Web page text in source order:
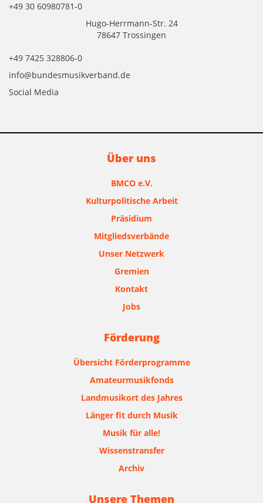
+49 30 60980781-0
Hugo-Herrmann-Str. 24
78647 Trossingen
+49 7425 328806-0
info@bundesmusikverband.de
Social Media
Über uns
BMCO e.V.
Kulturpolitische Arbeit
Präsidium
Mitgliedsverbände
Unser Netzwerk
Gremien
Kontakt
Jobs
Förderung
Übersicht Förderprogramme
Amateurmusikfonds
Landmusikort des Jahres
Länger fit durch Musik
Musik für alle!
Wissenstransfer
Archiv
Unsere Themen